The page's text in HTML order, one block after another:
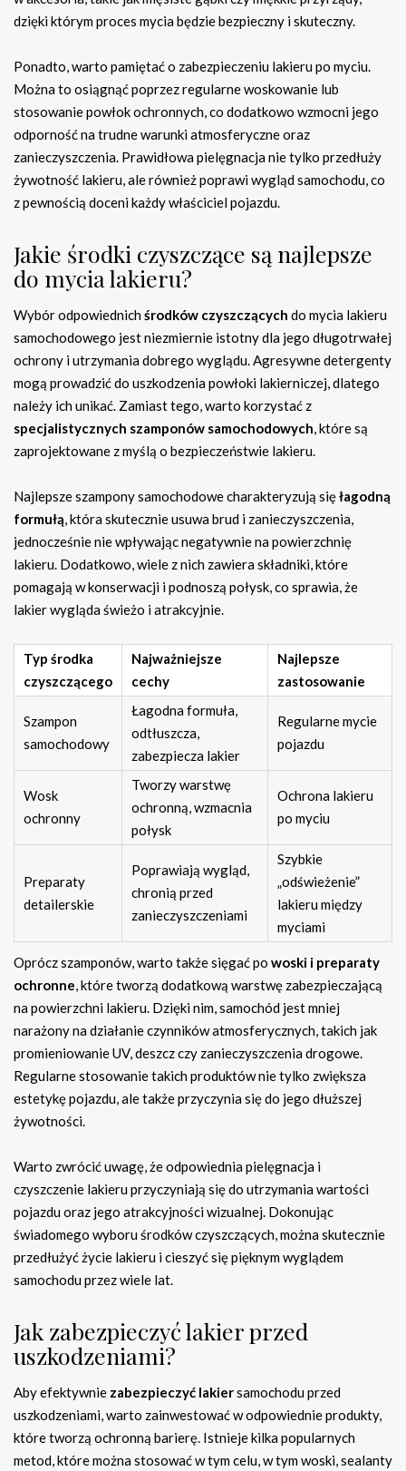
dzięki którym proces mycia będzie bezpieczny i skuteczny.
Ponadto, warto pamiętać o zabezpieczeniu lakieru po myciu.
Można to osiągnąć poprzez regularne woskowanie lub
stosowanie powłok ochronnych, co dodatkowo wzmocni jego
odporność na trudne warunki atmosferyczne oraz
zanieczyszczenia. Prawidłowa pielęgnacja nie tylko przedłuży
żywotność lakieru, ale również poprawi wygląd samochodu, co
z pewnością doceni każdy właściciel pojazdu.
Jakie środki czyszczące są najlepsze
do mycia lakieru?
Wybór odpowiednichśrodków czyszczących do mycia lakieru
samochodowego jest niezmiernie istotny dla jego długotrwałej
ochrony i utrzymania dobrego wyglądu. Agresywne detergenty
mogą prowadzić do uszkodzenia powłoki lakierniczej, dlatego
należy ich unikać. Zamiast tego, warto korzystać z
specjalistycznych szamponów samochodowych, które są
zaprojektowane z myślą o bezpieczeństwie lakieru.
Najlepsze szampony samochodowe charakteryzują sięłagodną
formułą, która skutecznie usuwa brud i zanieczyszczenia,
jednocześnie nie wpływając negatywnie na powierzchnię
lakieru. Dodatkowo, wiele z nich zawiera składniki, które
pomagają w konserwacji i podnoszą połysk, co sprawia, że
lakier wygląda świeżo i atrakcyjnie.
Typ środka
czyszczącego
Najważniejsze
cechy
Najlepsze
zastosowanie
Szampon
samochodowy
Łagodna formuła,
odtłuszcza,
zabezpiecza lakier
Regularne mycie
pojazdu
Wosk
ochronny
Tworzy warstwę
ochronną, wzmacnia
połysk
Ochrona lakieru
po myciu
Preparaty
detailerskie
Poprawiają wygląd,
chronią przed
zanieczyszczeniami
Szybkie
„odświeżenie”
lakieru między
myciami
Oprócz szamponów, warto także sięgać po woski i preparaty
ochronne, które tworzą dodatkową warstwę zabezpieczającą
na powierzchni lakieru. Dzięki nim, samochód jest mniej
narażony na działanie czynników atmosferycznych, takich jak
promieniowanie UV, deszcz czy zanieczyszczenia drogowe.
Regularne stosowanie takich produktów nie tylko zwiększa
estetykę pojazdu, ale także przyczynia się do jego dłuższej
żywotności.
Warto zwrócić uwagę, że odpowiednia pielęgnacja i
czyszczenie lakieru przyczyniają się do utrzymania wartości
pojazdu oraz jego atrakcyjności wizualnej. Dokonując
świadomego wyboru środków czyszczących, można skutecznie
przedłużyć życie lakieru i cieszyć się pięknym wyglądem
samochodu przez wiele lat.
Jak zabezpieczyć lakier przed
uszkodzeniami?
Aby efektywnie zabezpieczyć lakiersamochodu przed
uszkodzeniami, warto zainwestować w odpowiednie produkty,
które tworzą ochronną barierę. Istnieje kilka popularnych
metod, które można stosować w tym celu, w tym woski, sealanty